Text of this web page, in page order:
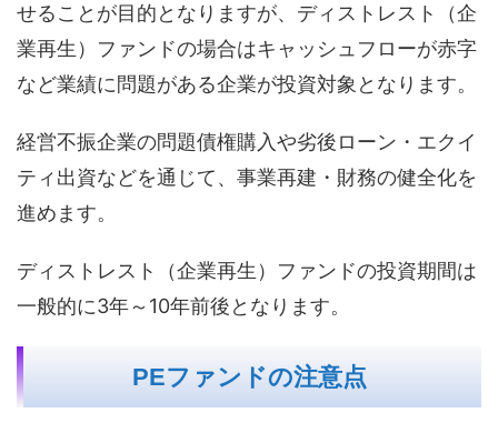
せることが目的となりますが、ディストレスト（企
業再生）ファンドの場合はキャッシュフローが赤字
など業績に問題がある企業が投資対象となります。
経営不振企業の問題債権購入や劣後ローン・エクイ
ティ出資などを通じて、事業再建・財務の健全化を
進めます。
ディストレスト（企業再生）ファンドの投資期間は
一般的に3年～10年前後となります。
PEファンドの注意点